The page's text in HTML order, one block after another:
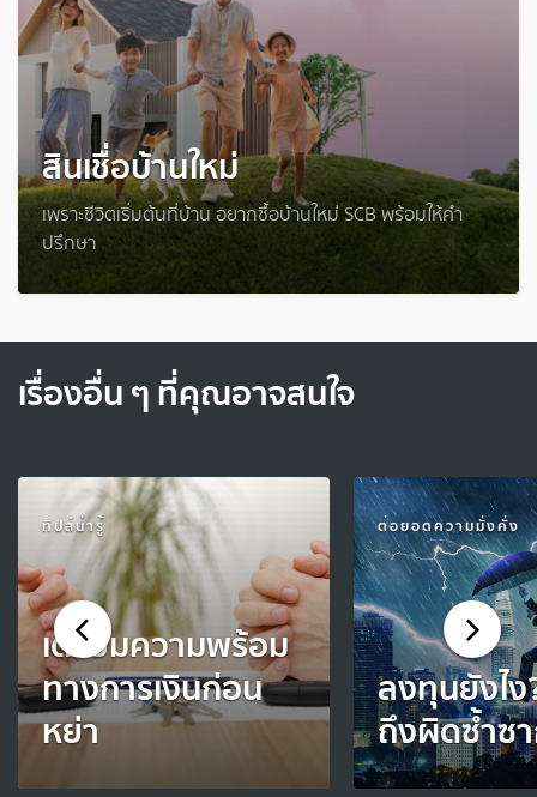
สินเชื่อบ้านใหม่
เพราะชีวิตเริ่มต้นที่บ้าน อยากซื้อบ้านใหม่ SCB พร้อมให้คำ
ปรึกษา
เรื่องอื่น ๆ ที่คุณอาจสนใจ
ทิปส์น่ารู้
เตรียมความพร้อม
ทางการเงินก่อน
หย่า
ต่อยอดความมั่งคั่ง
ลงทุนยังไง
ถึงผิดซ้ำซ